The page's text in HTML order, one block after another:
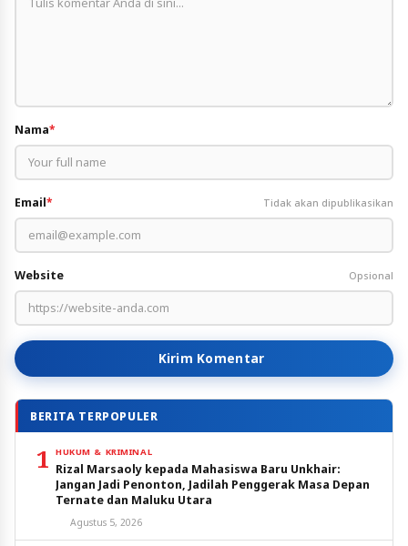
Nama*
Email* Tidak akan dipublikasikan
Website Opsional
Kirim Komentar
BERITA TERPOPULER
1 HUKUM & KRIMINAL
Rizal Marsaoly kepada Mahasiswa Baru Unkhair:
Jangan Jadi Penonton, Jadilah Penggerak Masa Depan
Ternate dan Maluku Utara
Agustus 5, 2026